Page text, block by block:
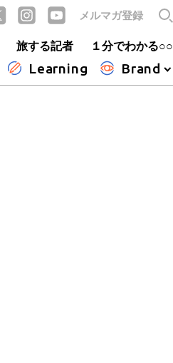
旅する記者 １分でわかる○○
Learning Brand
メルマガ登録